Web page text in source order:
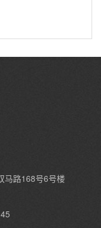
马路168号6号楼